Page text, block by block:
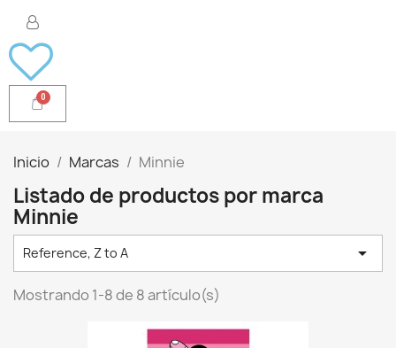
Inicio Marcas Minnie
Listado de productos por marca
Minnie
Reference, Z to A 
Mostrando 1-8 de 8 artículo(s)